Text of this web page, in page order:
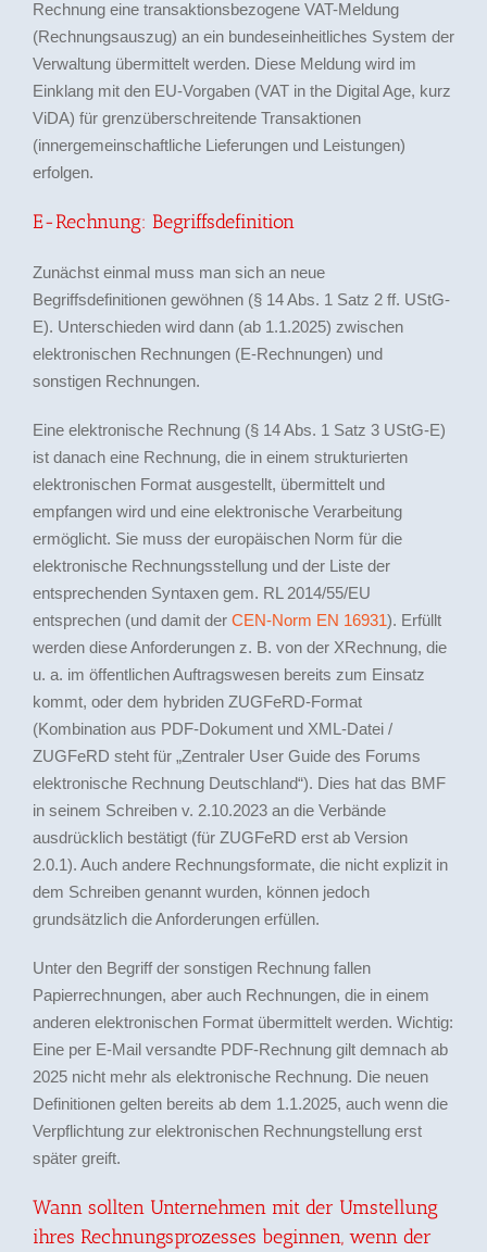
Rechnung eine transaktionsbezogene VAT-Meldung
(Rechnungsauszug) an ein bundeseinheitliches System der
Verwaltung übermittelt werden. Diese Meldung wird im
Einklang mit den EU-Vorgaben (VAT in the Digital Age, kurz
ViDA) für grenzüberschreitende Transaktionen
(innergemeinschaftliche Lieferungen und Leistungen)
erfolgen.
E-Rechnung: Begriffsdefinition
Zunächst einmal muss man sich an neue
Begriffsdefinitionen gewöhnen (§ 14 Abs. 1 Satz 2 ff. UStG-
E). Unterschieden wird dann (ab 1.1.2025) zwischen
elektronischen Rechnungen (E-Rechnungen) und
sonstigen Rechnungen.
Eine elektronische Rechnung (§ 14 Abs. 1 Satz 3 UStG-E)
ist danach eine Rechnung, die in einem strukturierten
elektronischen Format ausgestellt, übermittelt und
empfangen wird und eine elektronische Verarbeitung
ermöglicht. Sie muss der europäischen Norm für die
elektronische Rechnungsstellung und der Liste der
entsprechenden Syntaxen gem. RL 2014/55/EU
entsprechen (und damit der CEN-Norm EN 16931). Erfüllt
werden diese Anforderungen z. B. von der XRechnung, die
u. a. im öffentlichen Auftragswesen bereits zum Einsatz
kommt, oder dem hybriden ZUGFeRD-Format
(Kombination aus PDF-Dokument und XML-Datei /
ZUGFeRD steht für „Zentraler User Guide des Forums
elektronische Rechnung Deutschland“). Dies hat das BMF
in seinem Schreiben v. 2.10.2023 an die Verbände
ausdrücklich bestätigt (für ZUGFeRD erst ab Version
2.0.1). Auch andere Rechnungsformate, die nicht explizit in
dem Schreiben genannt wurden, können jedoch
grundsätzlich die Anforderungen erfüllen.
Unter den Begriff der sonstigen Rechnung fallen
Papierrechnungen, aber auch Rechnungen, die in einem
anderen elektronischen Format übermittelt werden. Wichtig:
Eine per E-Mail versandte PDF-Rechnung gilt demnach ab
2025 nicht mehr als elektronische Rechnung. Die neuen
Definitionen gelten bereits ab dem 1.1.2025, auch wenn die
Verpflichtung zur elektronischen Rechnungstellung erst
später greift.
Wann sollten Unternehmen mit der Umstellung
ihres Rechnungsprozesses beginnen, wenn der